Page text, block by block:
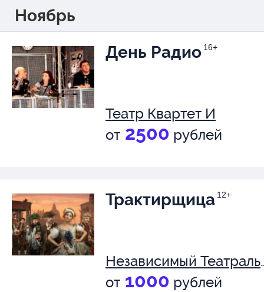
Ноябрь
День Радио 16+
Театр Квартет И
от 2500 рублей
Трактирщица 12+
от 1000 рублей